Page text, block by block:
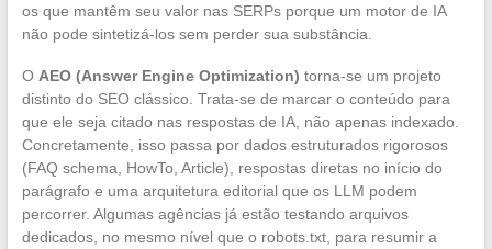
os que mantêm seu valor nas SERPs porque um motor de IA
não pode sintetizá-los sem perder sua substância.
O AEO (Answer Engine Optimization) torna-se um projeto
distinto do SEO clássico. Trata-se de marcar o conteúdo para
que ele seja citado nas respostas de IA, não apenas indexado.
Concretamente, isso passa por dados estruturados rigorosos
(FAQ schema, HowTo, Article), respostas diretas no início do
parágrafo e uma arquitetura editorial que os LLM podem
percorrer. Algumas agências já estão testando arquivos
dedicados, no mesmo nível que o robots.txt, para resumir a